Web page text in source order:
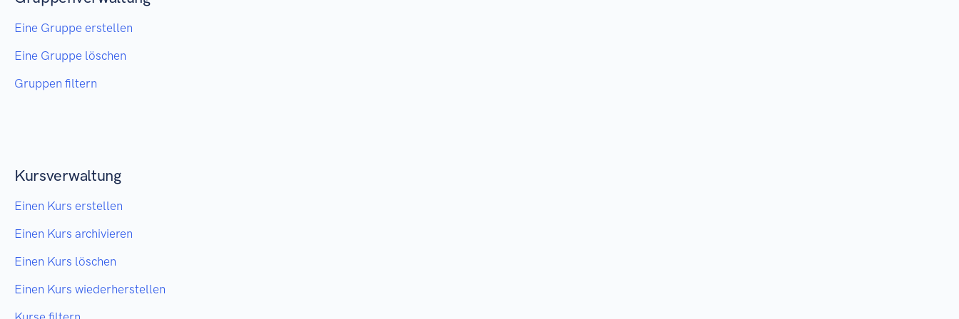
Eine Gruppe erstellen
Eine Gruppe löschen
Gruppen filtern
Kursverwaltung
Einen Kurs erstellen
Einen Kurs archivieren
Einen Kurs löschen
Einen Kurs wiederherstellen